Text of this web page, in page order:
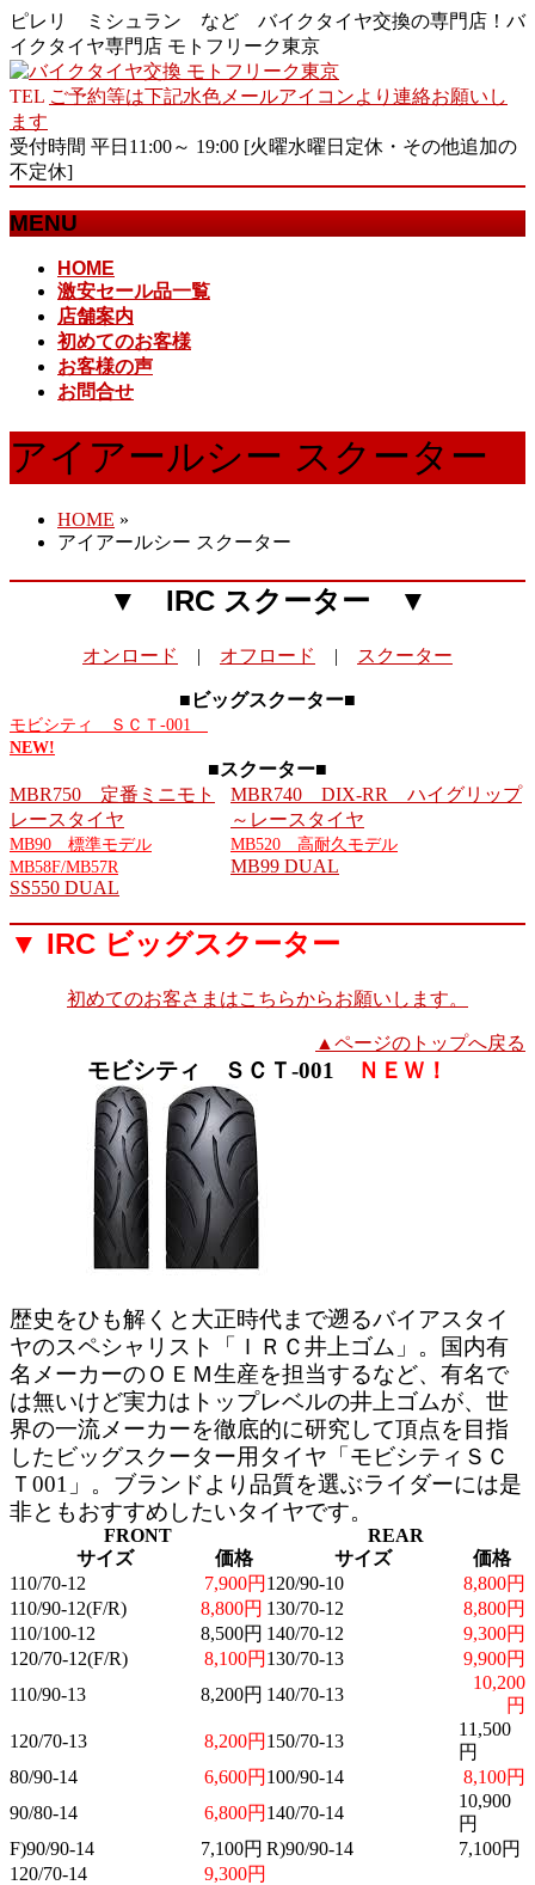
ピレリ ミシュラン など バイクタイヤ交換の専門店！バ
イクタイヤ専門店 モトフリーク東京
TEL ご予約等は下記水色メールアイコンより連絡お願いし
ます
受付時間 平日11:00～ 19:00 [火曜水曜日定休・その他追加の
不定休]
MENU
す
HOME
激安セール品一覧
店舗案内
初めてのお客様
お客様の声
お問合せ
アイアールシー スクーター
HOME »
アイアールシー スクーター
▼ IRC スクーター ▼
オンロード | オフロード | スクーター
■ビッグスクーター■
モビシティ ＳＣＴ-001
NEW!
■スクーター■
MBR750 定番ミニモト
レースタイヤ
MBR740 DIX-RR ハイグリップ
～レースタイヤ
MB90 標準モデル
MB520 高耐久モデル
MB58F/MB57R
MB99 DUAL
SS550 DUAL
▼ IRC ビッグスクーター
初めてのお客さまはこちらからお願いします。
▲ページのトップへ戻る
モビシティ ＳＣＴ-001 ＮＥＷ！
歴史をひも解くと大正時代まで遡るバイアスタイ
ヤのスペシャリスト「ＩＲＣ井上ゴム」。国内有
名メーカーのＯＥＭ生産を担当するなど、有名で
は無いけど実力はトップレベルの井上ゴムが、世
界の一流メーカーを徹底的に研究して頂点を目指
したビッグスクーター用タイヤ「モビシティＳＣ
Ｔ001」。ブランドより品質を選ぶライダーには是
非ともおすすめしたいタイヤです。
FRONT
REAR
サイズ
価格 サイズ
価格
110/70-12
7,900円 120/90-10
8,800円
110/90-12(F/R)
8,800円 130/70-12
8,800円
110/100-12
8,500円 140/70-12
9,300円
120/70-12(F/R)
8,100円 130/70-13
9,900円
110/90-13
8,200円 140/70-13
10,200
円
120/70-13
8,200円 150/70-13
11,500
円
80/90-14
6,600円 100/90-14
8,100円
90/80-14
6,800円 140/70-14
10,900
円
F)90/90-14
7,100円 R)90/90-14
7,100円
120/70-14
9,300円